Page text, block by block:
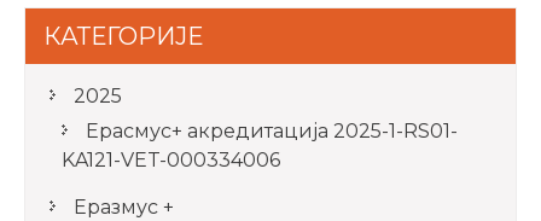
КАТЕГОРИЈЕ
2025
Ерасмус+ акредитацијa 2025-1-RS01-
KA121-VET-000334006
Еразмус +